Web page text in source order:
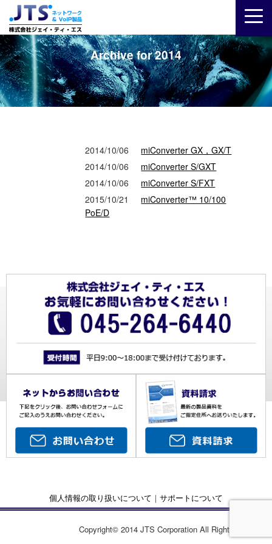
Archive for 2014
2014/10/06
miConverter GX，GX/T
2014/10/06
miConverter S/GXT
2014/10/06
miConverter S/FXT
2015/10/21
miConverter™ 10/100
PoE/D
個人情報の取り扱いについて ｜ サポートについて
Copyright© 2014 JTS Corporation All Rights Reserved.